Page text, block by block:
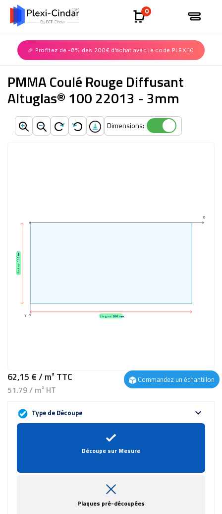
🎉 Profitez de -8% dès 200€ d’achat avec le code PLEXI10
0
PMMA Coulé Rouge Diffusant
Altuglas® 100 22013 - 3mm
Dimensions:
Dimensions:
Largeur:200 mm
Hauteur:
100 mm
X
Y
62,15 €/ m² TTC
51.79 / m² HT
Commandez un échantillon
Type de Découpe expand_more
Découpe sur Mesure
Plaques pré-découpées